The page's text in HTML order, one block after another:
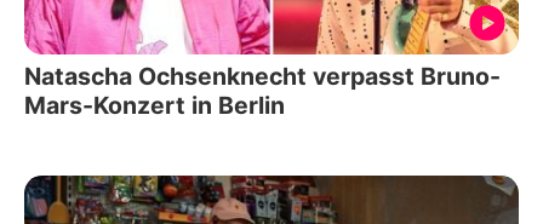
Natascha Ochsenknecht verpasst Bruno-
Mars-Konzert in Berlin